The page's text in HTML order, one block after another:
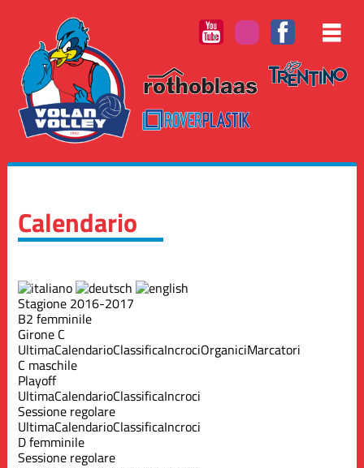
Calendario
Stagione 2016-2017
B2 femminile
Girone C
UltimaCalendarioClassificaIncrociOrganiciMarcatori
C maschile
Playoff
UltimaCalendarioClassificaIncroci
Sessione regolare
UltimaCalendarioClassificaIncroci
D femminile
Sessione regolare